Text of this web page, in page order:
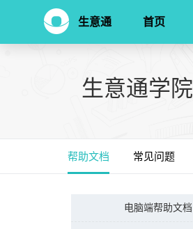
生意通 首页
生意通学院
帮助文档 常见问题
电脑端帮助文档